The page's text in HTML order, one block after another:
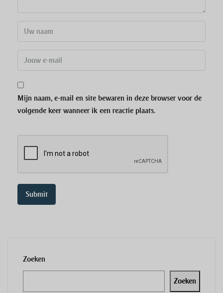
Mijn naam, e-mail en site bewaren in deze browser voor de
volgende keer wanneer ik een reactie plaats.
Zoeken
Zoeken